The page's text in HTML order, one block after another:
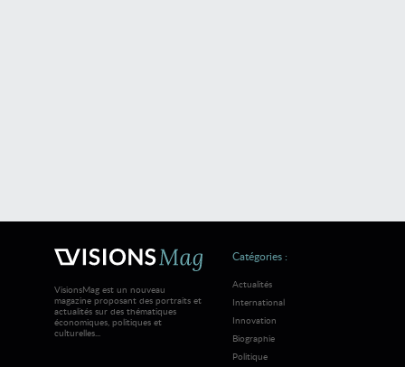
VisionsMag est un nouveau
magazine proposant des portraits et
actualités sur des thématiques
économiques, politiques et
culturelles...
Catégories :
Actualités
International
Innovation
Biographie
Politique